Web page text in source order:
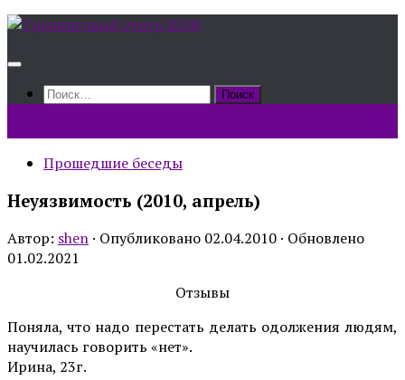
Skip
content
Найти:
Прошедшие беседы
Неуязвимость (2010, апрель)
Автор: shen · Опубликовано 02.04.2010 · Обновлено
01.02.2021
Отзывы
Поняла, что надо перестать делать одолжения людям,
научилась говорить «нет».
Ирина, 23г.